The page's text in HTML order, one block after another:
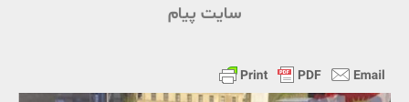
سایت پیام